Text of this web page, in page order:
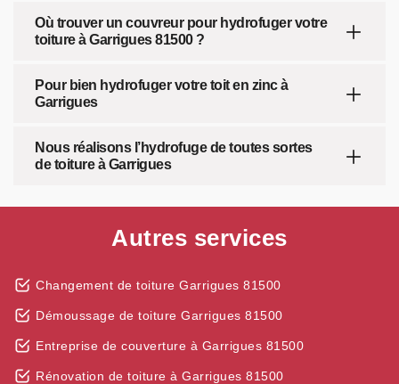
Où trouver un couvreur pour hydrofuger votre
toiture à Garrigues 81500 ?
Pour bien hydrofuger votre toit en zinc à
Garrigues
Nous réalisons l’hydrofuge de toutes sortes
de toiture à Garrigues
Autres services
Changement de toiture Garrigues 81500
Démoussage de toiture Garrigues 81500
Entreprise de couverture à Garrigues 81500
Rénovation de toiture à Garrigues 81500